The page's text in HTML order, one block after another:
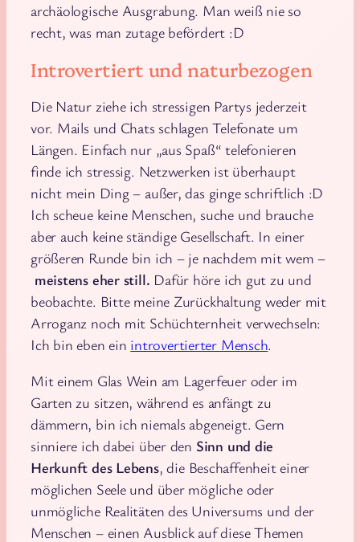
archäologische Ausgrabung. Man weiß nie so
recht, was man zutage befördert :D
Introvertiert und naturbezogen
Die Natur ziehe ich stressigen Partys jederzeit
vor. Mails und Chats schlagen Telefonate um
Längen. Einfach nur „aus Spaß“ telefonieren
finde ich stressig. Netzwerken ist überhaupt
nicht mein Ding – außer, das ginge schriftlich :D
Ich scheue keine Menschen, suche und brauche
aber auch keine ständige Gesellschaft. In einer
größeren Runde bin ich – je nachdem mit wem –
meistens eher still. Dafür höre ich gut zu und
beobachte. Bitte meine Zurückhaltung weder mit
Arroganz noch mit Schüchternheit verwechseln:
Ich bin eben ein introvertierter Mensch.
Mit einem Glas Wein am Lagerfeuer oder im
Garten zu sitzen, während es anfängt zu
dämmern, bin ich niemals abgeneigt. Gern
sinniere ich dabei über den Sinn und die
Herkunft des Lebens, die Beschaffenheit einer
möglichen Seele und über mögliche oder
unmögliche Realitäten des Universums und der
Menschen – einen Ausblick auf diese Themen